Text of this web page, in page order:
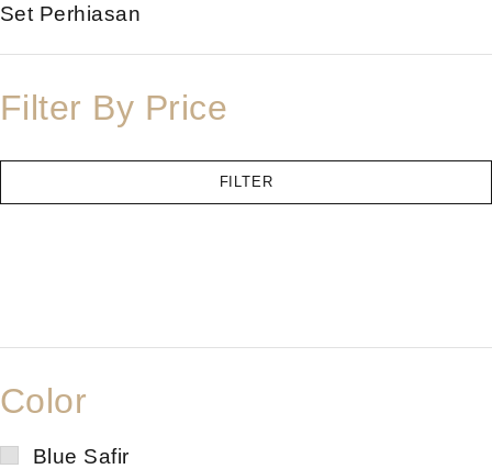
Set Perhiasan
Filter By Price
FILTER
Color
Blue Safir